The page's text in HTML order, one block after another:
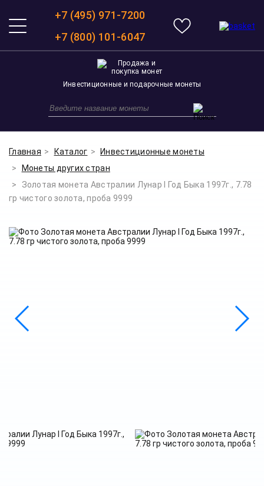
+7 (495) 971-7200
+7 (800) 101-6047
Инвестиционные и подарочные монеты
Главная Каталог
Инвестиционные монеты
Монеты других стран
Золотая монета Австралии Лунар I Год Быка 1997г., 7.78
гр чистого золота, проба 9999